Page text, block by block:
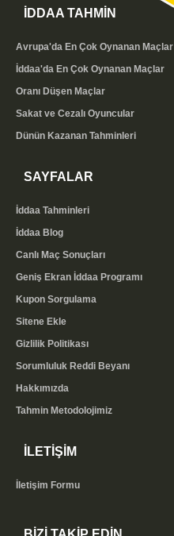
İDDAA TAHMİN
Avrupa'da En Çok Oynanan Maçlar
İddaa'da En Çok Oynanan Maçlar
Oranı Düşen Maçlar
Sakat ve Cezalı Oyuncular
Dünün Kazanan Tahminleri
SAYFALAR
İddaa Tahminleri
İddaa Blog
Canlı Maç Sonuçları
Geniş Ekran İddaa Programı
Kupon Sorgulama
Sitene Ekle
Gizlilik Politikası
Sorumluluk Reddi Beyanı
Hakkımızda
Tahmin Metodolojimiz
İLETİŞİM
İletişim Formu